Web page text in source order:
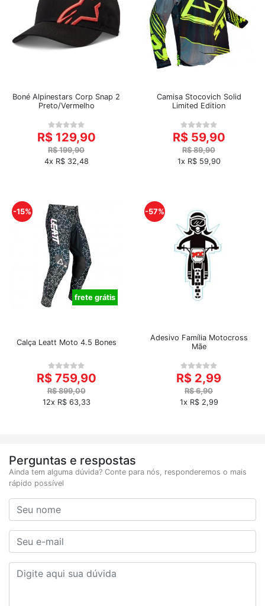
Boné Alpinestars Corp Snap 2
Preto/Vermelho
R$ 129,90
R$ 199,90
4x R$ 32,48
Camisa Stocovich Solid
Limited Edition
R$ 59,90
R$ 89,90
1x R$ 59,90
-15%
frete grátis
Calça Leatt Moto 4.5 Bones
R$ 759,90
R$ 899,00
12x R$ 63,33
-57%
Adesivo Família Motocross
Mãe
R$ 2,99
R$ 6,90
1x R$ 2,99
Perguntas e respostas
Ainda tem alguma dúvida? Conte para nós, responderemos o mais
rápido possível